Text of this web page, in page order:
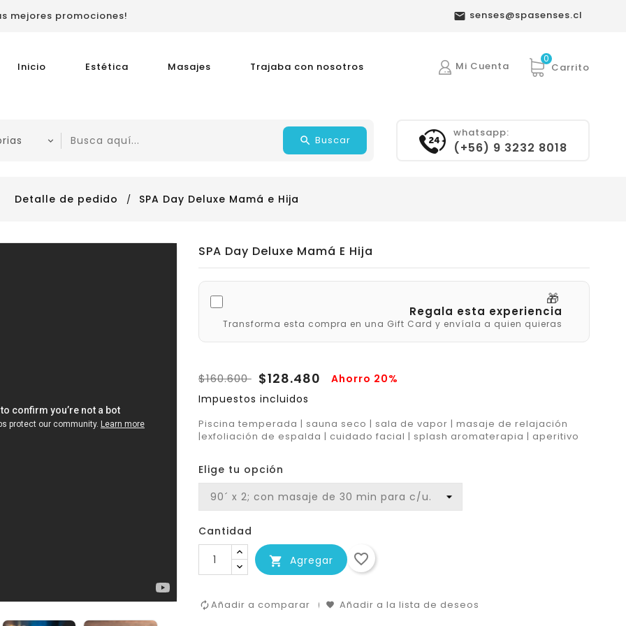
mejores promociones!  senses@spasenses.cl
Inicio Estética Masajes Trajaba con nosotros Carrito
0
Mi Cuenta
whatsapp:
(+56) 9 3232 8018
Buscar
Detalle de pedido SPA Day Deluxe Mamá e Hija

SPA Day Deluxe Mamá E Hija
🎁
Regala esta experiencia
Transforma esta compra en una Gift Card y envíala a quien quieras
$160.600 $128.480
Ahorro 20%
Impuestos incluidos
Piscina temperada | sauna seco | sala de vapor | masaje de relajación
|exfoliación de espalda | cuidado facial | splash aromaterapia | aperitivo
Elige tu opción
Cantidad
 Agregar favorite_border
Añadir a comparar Añadir a la lista de deseos